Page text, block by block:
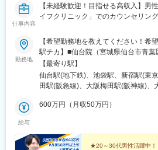
仕事内容
【未経験歓迎！目指せる高収入】男
イフクリニック」でのカウンセリン
勤務地
【希望勤務地を教えてください！
駅チカ】■仙台院（宮城県仙台市青
京都豊島区南池袋1-23-11）■新宿院
2）■名古屋院（愛知県名古屋市中村
阪府大阪市北区芝田1丁目4-14）■西
岡県福岡市博多区博多駅東1-17-21）
【最寄り駅】
仙台駅(地下鉄)、池袋駅、新宿駅(東
田駅(阪急線)、大阪梅田駅(阪神線)、
給与
600万円（月収50万円）
★20～30代男性活躍中！